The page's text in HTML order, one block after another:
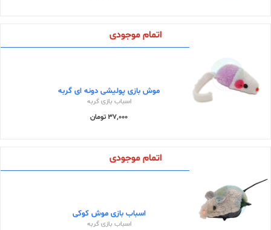
اتمام موجودی
موش بازی پولیشی دونه ای گربه
اسباب بازی گربه
37,000 تومان
اتمام موجودی
اسباب بازی موش کوکی
اسباب بازی گربه